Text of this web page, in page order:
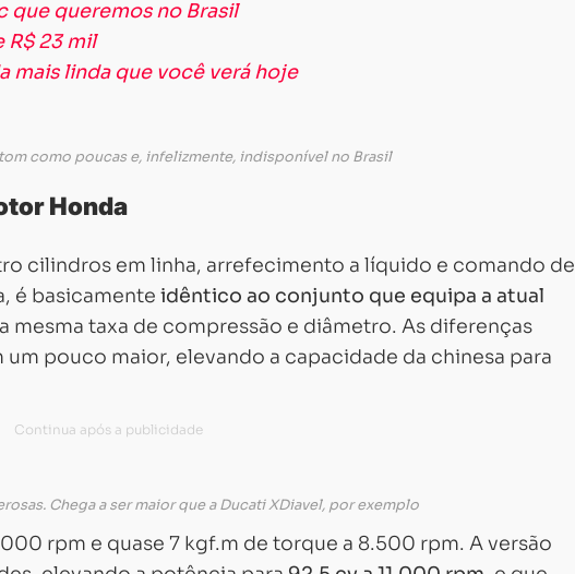
que queremos no Brasil
R$ 23 mil
mais linda que você verá hoje
como poucas e, infelizmente, indisponível no Brasil
Honda
cilindros em linha, arrefecimento a líquido e comando de
é basicamente idêntico ao conjunto que equipa a atual
mesma taxa de compressão e diâmetro. As diferenças
pouco maior, elevando a capacidade da chinesa para
Chega a ser maior que a Ducati XDiavel, por exemplo
rpm e quase 7 kgf.m de torque a 8.500 rpm. A versão